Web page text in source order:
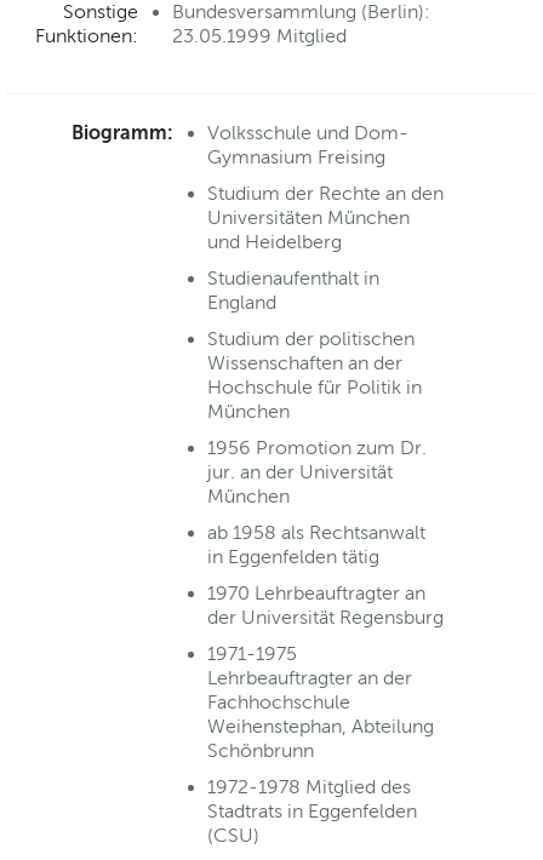
Sonstige
Funktionen:
Bundesversammlung (Berlin):
23.05.1999 Mitglied
Biogramm:
Volksschule und Dom-
Gymnasium Freising
Studium der Rechte an den
Universitäten München
und Heidelberg
Studienaufenthalt in
England
Studium der politischen
Wissenschaften an der
Hochschule für Politik in
München
1956 Promotion zum Dr.
jur. an der Universität
München
ab 1958 als Rechtsanwalt
in Eggenfelden tätig
1970 Lehrbeauftragter an
der Universität Regensburg
1971-1975
Lehrbeauftragter an der
Fachhochschule
Weihenstephan, Abteilung
Schönbrunn
1972-1978 Mitglied des
Stadtrats in Eggenfelden
(CSU)